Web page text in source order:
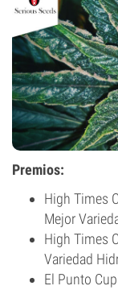
Premios:
High Times
Mejor
High Times
Variedad
El Punto